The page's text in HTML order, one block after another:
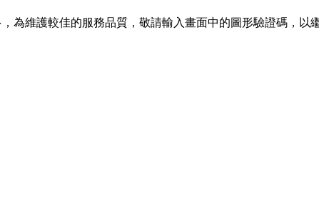
為維護較佳的服務品質，敬請輸入畫面中的圖形驗證碼，以